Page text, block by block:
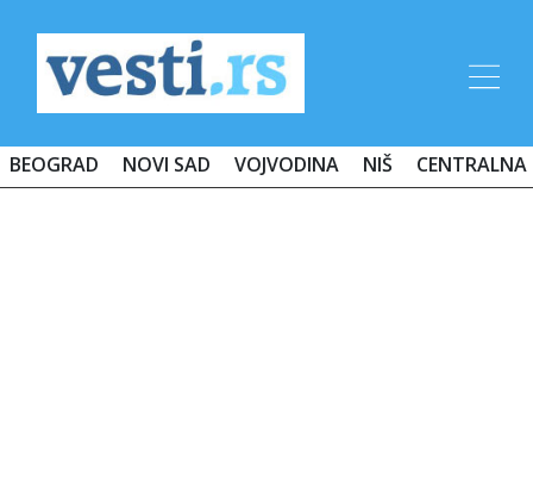
BEOGRAD NOVI SAD VOJVODINA NIŠ CENTRALNA